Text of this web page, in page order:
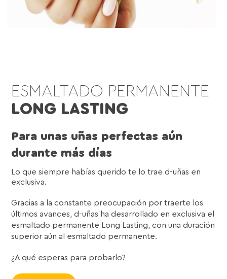
ESMALTADO PERMANENTE
LONG LASTING
Para unas uñas perfectas aún
durante más días
Lo que siempre habías querido te lo trae d-uñas en
exclusiva.
Gracias a la constante preocupación por traerte los
últimos avances, d-uñas ha desarrollado en exclusiva el
esmaltado permanente Long Lasting, con una duración
superior aún al esmaltado permanente.
¿A qué esperas para probarlo?